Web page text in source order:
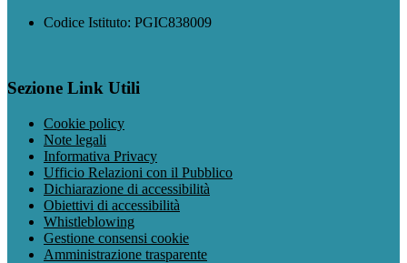
Codice Istituto: PGIC838009
Sezione Link Utili
Cookie policy
Note legali
Informativa Privacy
Ufficio Relazioni con il Pubblico
Dichiarazione di accessibilità
Obiettivi di accessibilità
Whistleblowing
Gestione consensi cookie
Amministrazione trasparente